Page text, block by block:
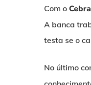
Com o
A banca
testa se o
No último